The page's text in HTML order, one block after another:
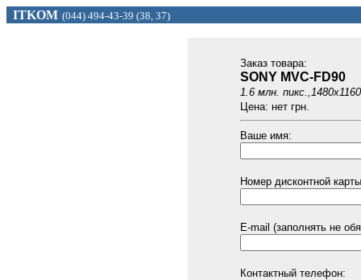
ITKOM (044) 494-43-39 (38, 37)
Заказ товарa:
SONY MVC-FD90
1.6 млн.
Цена: нет грн.
Ваше имя:
Номер дисконтной
E-mail (заполнять не
Контактный телефон: